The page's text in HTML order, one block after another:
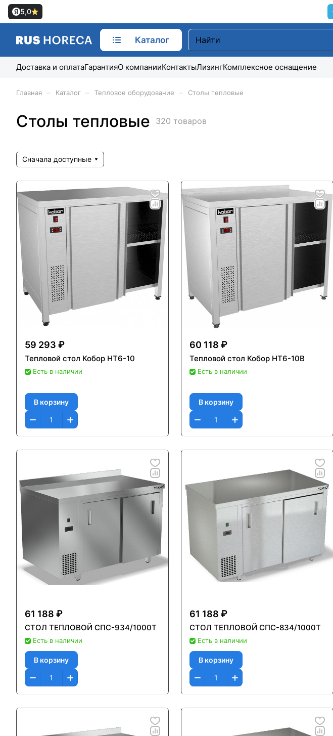
5,0
Каталог
Доставка и оплатаГарантияО компанииКонтактыЛизингКомплексное оснащение
Главная Каталог Тепловое оборудование Столы тепловые
Столы тепловые 320 товаров
Сначала доступные
59 293 ₽
Тепловой стол Кобор HT6-10
Есть в наличии
В корзину
60 118 ₽
Тепловой стол Кобор HT6-10B
Есть в наличии
В корзину
61 188 ₽
СТОЛ ТЕПЛОВОЙ СПС-934/1000Т
Есть в наличии
В корзину
61 188 ₽
СТОЛ ТЕПЛОВОЙ СПС-834/1000Т
Есть в наличии
В корзину